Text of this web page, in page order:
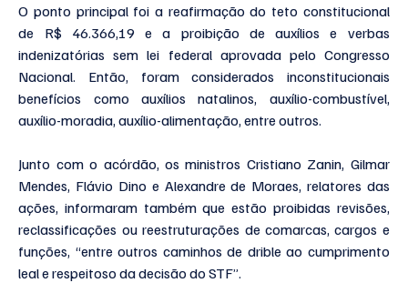
O ponto principal foi a reafirmação do teto constitucional
de R$ 46.366,19 e a proibição de auxílios e verbas
indenizatórias sem lei federal aprovada pelo Congresso
Nacional. Então, foram considerados inconstitucionais
benefícios como auxílios natalinos, auxílio-combustível,
auxílio-moradia, auxílio-alimentação, entre outros.
Junto com o acórdão, os ministros Cristiano Zanin, Gilmar
Mendes, Flávio Dino e Alexandre de Moraes, relatores das
ações, informaram também que estão proibidas revisões,
reclassificações ou reestruturações de comarcas, cargos e
funções, “entre outros caminhos de drible ao cumprimento
leal e respeitoso da decisão do STF”.